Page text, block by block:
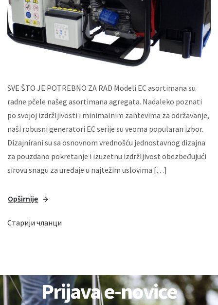
SVE ŠTO JE POTREBNO ZA RAD Modeli EC asortimana su
radne pčele našeg asortimana agregata. Nadaleko poznati
po svojoj izdržljivosti i minimalnim zahtevima za održavanje,
naši robusni generatori EC serije su veoma popularan izbor.
Dizajnirani su sa osnovnom vrednošću jednostavnog dizajna
za pouzdano pokretanje i izuzetnu izdržljivost obezbeđujući
sirovu snagu za uređaje u najtežim uslovima […]
Opširnije
Кретање
Старији чланци
Prijava e-novice